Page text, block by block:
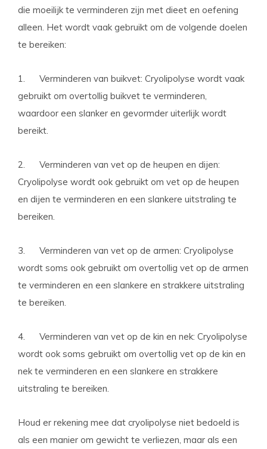
die moeilijk te verminderen zijn met dieet en oefening
alleen. Het wordt vaak gebruikt om de volgende doelen
te bereiken:
1. Verminderen van buikvet: Cryolipolyse wordt vaak
gebruikt om overtollig buikvet te verminderen,
waardoor een slanker en gevormder uiterlijk wordt
bereikt.
2. Verminderen van vet op de heupen en dijen:
Cryolipolyse wordt ook gebruikt om vet op de heupen
en dijen te verminderen en een slankere uitstraling te
bereiken.
3. Verminderen van vet op de armen: Cryolipolyse
wordt soms ook gebruikt om overtollig vet op de armen
te verminderen en een slankere en strakkere uitstraling
te bereiken.
4. Verminderen van vet op de kin en nek: Cryolipolyse
wordt ook soms gebruikt om overtollig vet op de kin en
nek te verminderen en een slankere en strakkere
uitstraling te bereiken.
Houd er rekening mee dat cryolipolyse niet bedoeld is
als een manier om gewicht te verliezen, maar als een